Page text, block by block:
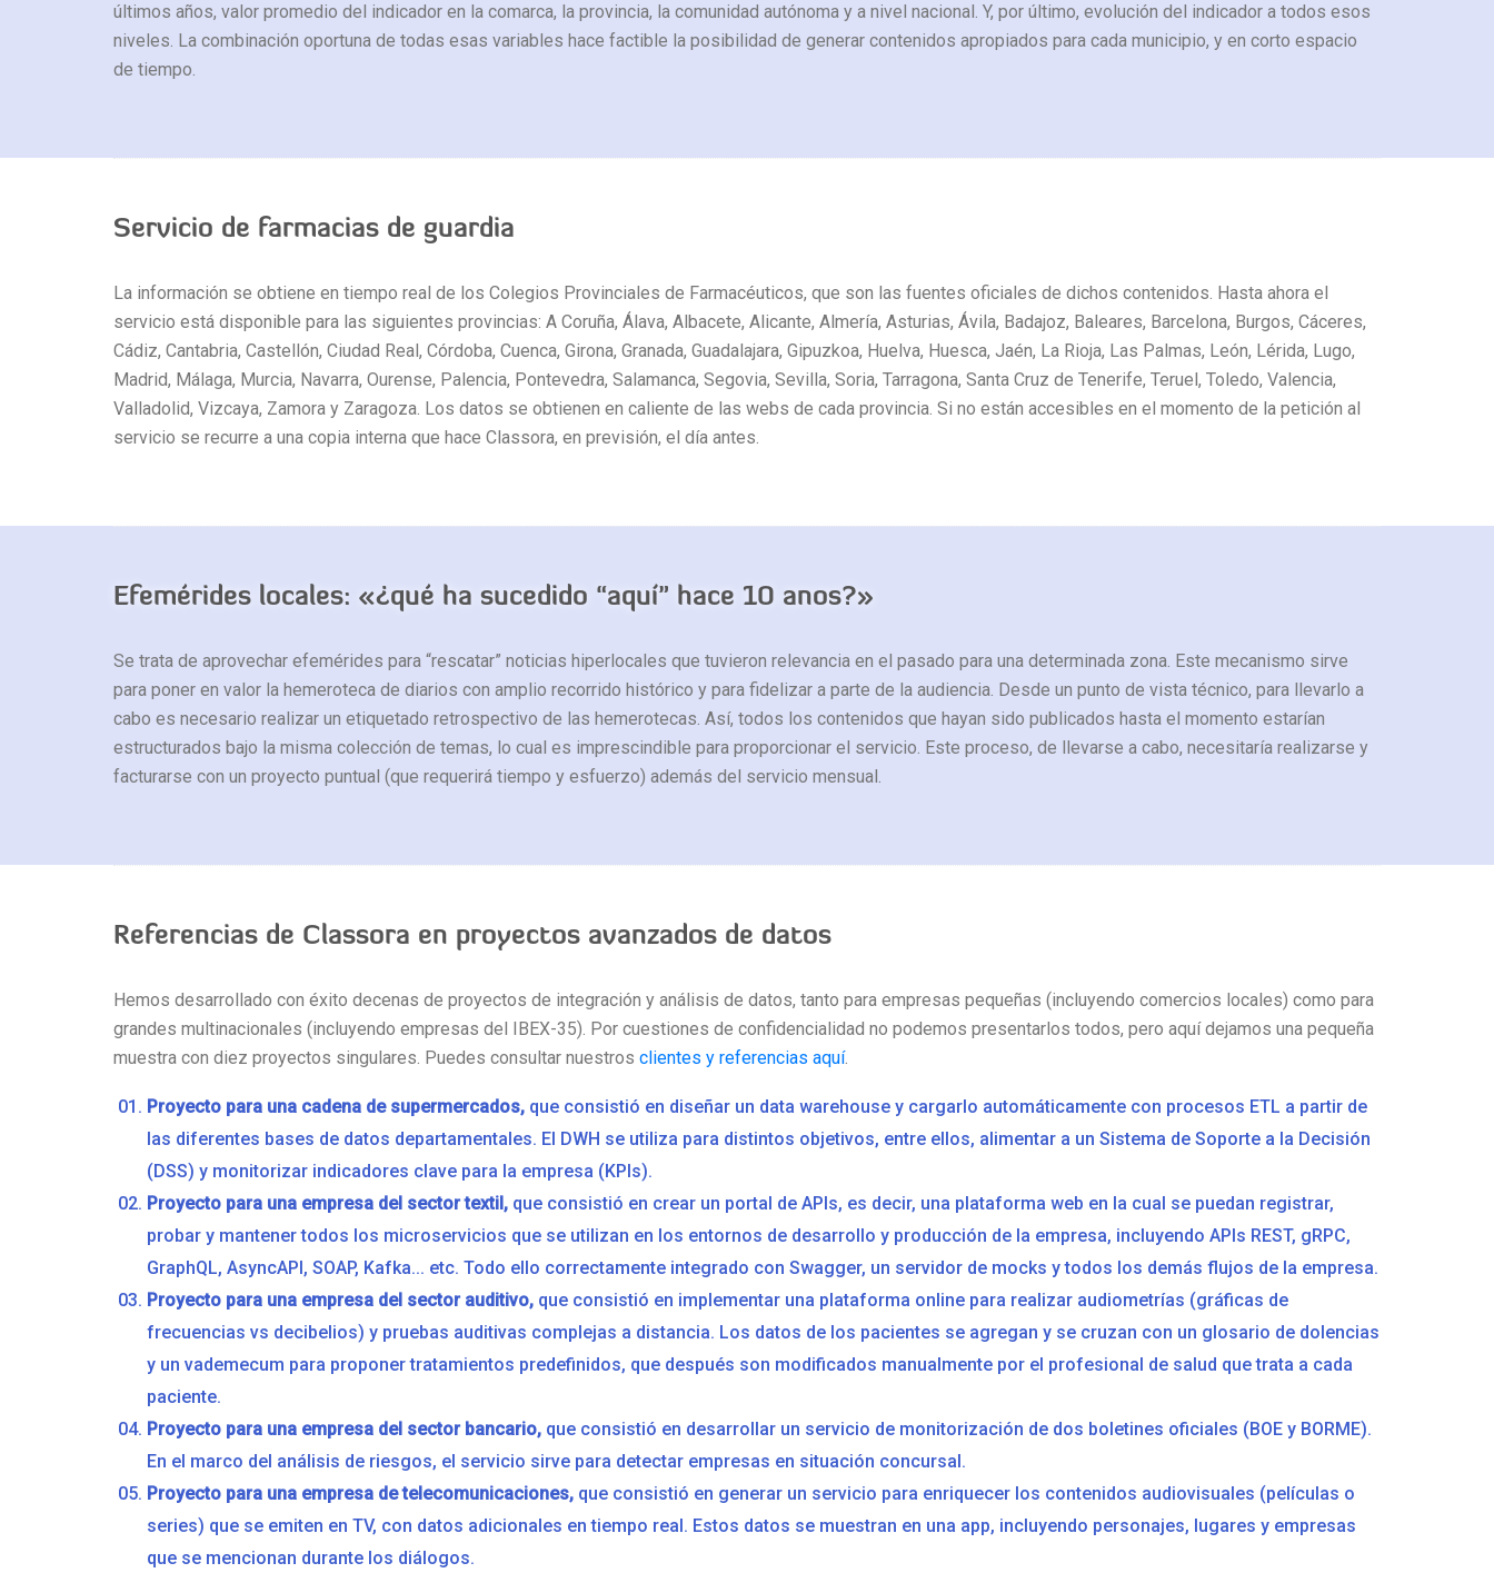
últimos años, valor promedio del indicador en la comarca, la provincia, la comunidad autónoma y a nivel nacional. Y, por último, evolución del indicador a todos esos
niveles. La combinación oportuna de todas esas variables hace factible la posibilidad de generar contenidos apropiados para cada municipio, y en corto espacio
de tiempo.
Servicio de farmacias de guardia
La información se obtiene en tiempo real de los Colegios Provinciales de Farmacéuticos, que son las fuentes oficiales de dichos contenidos. Hasta ahora el
servicio está disponible para las siguientes provincias: A Coruña, Álava, Albacete, Alicante, Almería, Asturias, Ávila, Badajoz, Baleares, Barcelona, Burgos, Cáceres,
Cádiz, Cantabria, Castellón, Ciudad Real, Córdoba, Cuenca, Girona, Granada, Guadalajara, Gipuzkoa, Huelva, Huesca, Jaén, La Rioja, Las Palmas, León, Lérida, Lugo,
Madrid, Málaga, Murcia, Navarra, Ourense, Palencia, Pontevedra, Salamanca, Segovia, Sevilla, Soria, Tarragona, Santa Cruz de Tenerife, Teruel, Toledo, Valencia,
Valladolid, Vizcaya, Zamora y Zaragoza. Los datos se obtienen en caliente de las webs de cada provincia. Si no están accesibles en el momento de la petición al
servicio se recurre a una copia interna que hace Classora, en previsión, el día antes.
Efemérides locales: «¿qué ha sucedido “aquí” hace 10 anos?»
Se trata de aprovechar efemérides para “rescatar” noticias hiperlocales que tuvieron relevancia en el pasado para una determinada zona. Este mecanismo sirve
para poner en valor la hemeroteca de diarios con amplio recorrido histórico y para fidelizar a parte de la audiencia. Desde un punto de vista técnico, para llevarlo a
cabo es necesario realizar un etiquetado retrospectivo de las hemerotecas. Así, todos los contenidos que hayan sido publicados hasta el momento estarían
estructurados bajo la misma colección de temas, lo cual es imprescindible para proporcionar el servicio. Este proceso, de llevarse a cabo, necesitaría realizarse y
facturarse con un proyecto puntual (que requerirá tiempo y esfuerzo) además del servicio mensual.
Referencias de Classora en proyectos avanzados de datos
Hemos desarrollado con éxito decenas de proyectos de integración y análisis de datos, tanto para empresas pequeñas (incluyendo comercios locales) como para
grandes multinacionales (incluyendo empresas del IBEX-35). Por cuestiones de confidencialidad no podemos presentarlos todos, pero aquí dejamos una pequeña
muestra con diez proyectos singulares. Puedes consultar nuestros clientes y referencias aquí.
Proyecto para una cadena de supermercados, que consistió en diseñar un data warehouse y cargarlo automáticamente con procesos ETL a partir de
las diferentes bases de datos departamentales. El DWH se utiliza para distintos objetivos, entre ellos, alimentar a un Sistema de Soporte a la Decisión
(DSS) y monitorizar indicadores clave para la empresa (KPIs).
Proyecto para una empresa del sector textil, que consistió en crear un portal de APIs, es decir, una plataforma web en la cual se puedan registrar,
probar y mantener todos los microservicios que se utilizan en los entornos de desarrollo y producción de la empresa, incluyendo APIs REST, gRPC,
GraphQL, AsyncAPI, SOAP, Kafka... etc. Todo ello correctamente integrado con Swagger, un servidor de mocks y todos los demás flujos de la empresa.
Proyecto para una empresa del sector auditivo, que consistió en implementar una plataforma online para realizar audiometrías (gráficas de
frecuencias vs decibelios) y pruebas auditivas complejas a distancia. Los datos de los pacientes se agregan y se cruzan con un glosario de dolencias
y un vademecum para proponer tratamientos predefinidos, que después son modificados manualmente por el profesional de salud que trata a cada
paciente.
Proyecto para una empresa del sector bancario, que consistió en desarrollar un servicio de monitorización de dos boletines oficiales (BOE y BORME).
En el marco del análisis de riesgos, el servicio sirve para detectar empresas en situación concursal.
Proyecto para una empresa de telecomunicaciones, que consistió en generar un servicio para enriquecer los contenidos audiovisuales (películas o
series) que se emiten en TV, con datos adicionales en tiempo real. Estos datos se muestran en una app, incluyendo personajes, lugares y empresas
que se mencionan durante los diálogos.